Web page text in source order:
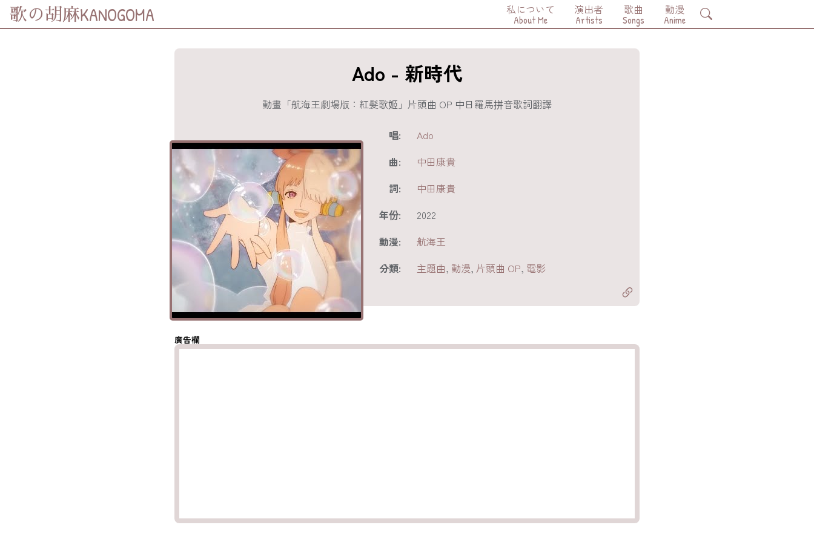
歌の胡麻KANOGOMA 私について
About Me
演出者
Artists
歌曲
Songs
動漫
Anime
Search
Ado - 新時代
動畫「航海王劇場版：紅髮歌姬」片頭曲 OP 中日羅馬拼音歌詞翻譯
唱:
Ado
曲:
中田康貴
詞:
中田康貴
年份:
2022
動漫:
航海王
分類:
主題曲, 動漫, 片頭曲 OP, 電影
分享至
Facebook
(Twitter)
分享至
複製鏈結
廣告欄